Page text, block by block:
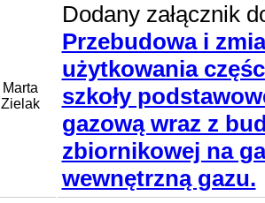
Marta
Zielak
Dodany załącznik
Przebudowa i
użytkowania
szkoły
gazową wraz z
zbiornikowej na
wewnętrzną gazu.